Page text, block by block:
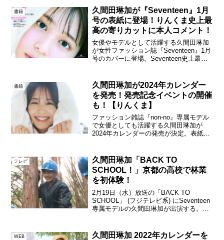
じん」の2冊が同時に重版することが決
定。本日、...
書籍
久間田琳加が『Seventeen』1月
号の表紙に登場！りんくま史上最
高の寄りカットに本人コメント！
女優やモデルとして活躍する久間田琳加
が女性ファッション誌『Seventeen』1月
号のカバーに登場。Seventeen史上最高
は、一冊まるごとビューティー特...
書籍
久間田琳加が2024年カレンダー
を発売！発売記念イベントの開催
も！【りんくま】
ファッション雑誌『non-no』専属モデル
で女優としても活躍する久間田琳加が
2024年カレンダーの発売が決定。表紙カ
カレンダー発売記念イベントを開催。...
テレビ
久間田琳加「BACK TO
SCHOOL！」京都の高校で林業
を初体験！
2月19日（水）放送の「BACK TO
SCHOOL」 (フジテレビ系) にSeventeen
専属モデルの久間田琳加が出演する。番
た”など「学生時代にやり残してしまっ...
WEB
久間田琳加 2022年カレンダーを